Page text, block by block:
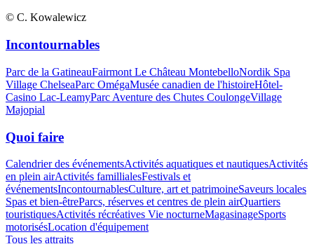
© C. Kowalewicz
Incontournables
Parc de la GatineauFairmont Le Château MontebelloNordik Spa
Village ChelseaParc OmégaMusée canadien de l'histoireHôtel-
Casino Lac-LeamyParc Aventure des Chutes CoulongeVillage
Majopial
Quoi faire
Calendrier des événementsActivités aquatiques et nautiquesActivités
en plein airActivités famillialesFestivals et
événementsIncontournablesCulture, art et patrimoineSaveurs locales
Spas et bien-êtreParcs, réserves et centres de plein airQuartiers
touristiquesActivités récréatives Vie nocturneMagasinageSports
motorisésLocation d'équipement
Tous les attraits